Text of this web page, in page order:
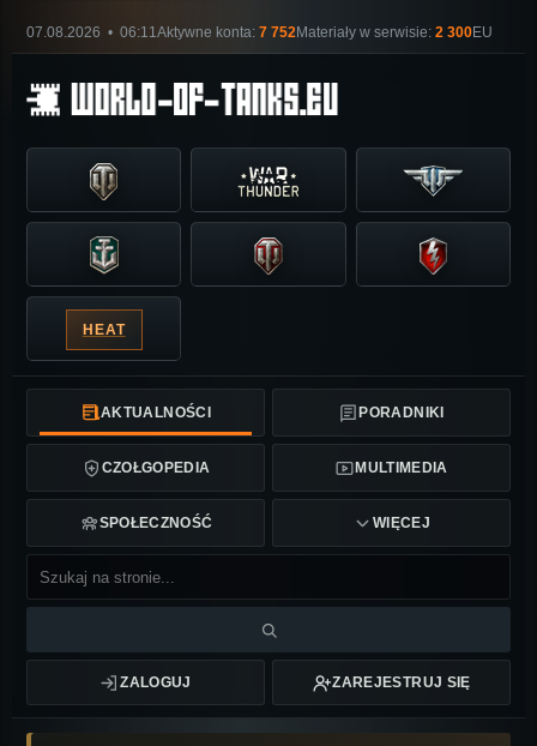
07.08.2026 • 06:11Aktywne konta: 7 752Materiały w serwisie: 2 300EU
HEAT
AKTUALNOŚCI PORADNIKI
CZOŁGOPEDIA MULTIMEDIA
SPOŁECZNOŚĆ WIĘCEJ
ZALOGUJ ZAREJESTRUJ SIĘ